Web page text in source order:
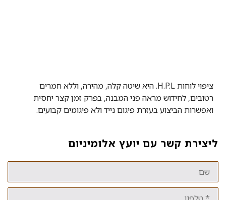
ציפוי לוחות H.P.L. היא שיטה קלה, מהירה, וללא חמרים
רטובים, לחידוש מראה פני המבנה, בפרק זמן קצר יחסית
ואפשרות הביצוע בעזרת פיגום נייד ולא פיגומים קבועים.
ליצירת קשר עם יועץ אלומיניום
שם
טלפון